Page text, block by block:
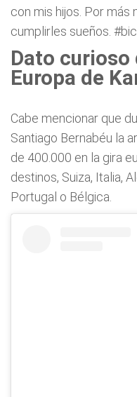
con mis hijos. Por más
cumplirles sueños.
Dato curioso
Europa de
Cabe mencionar que
Santiago Bernabéu la
de 400.000 en la gira
destinos, Suiza, Italia,
Portugal o Bélgica.